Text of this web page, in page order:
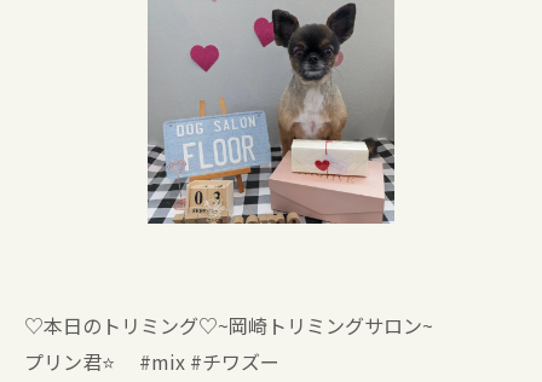
♡本日のトリミング♡⁠~岡崎トリミングサロン~
プリン君⭐ #mix #チワズー